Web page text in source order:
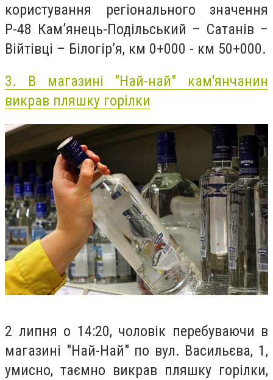
користування регіонального значення
Р-48 Кам’янець-Подільський – Сатанів –
Війтівці – Білогір’я, км 0+000 - км 50+000.
3. В магазині "Най-най" кам'янчанин
викрав пляшку горілки
2 липня о 14:20, чоловік перебуваючи в
магазині "Най-Най" по вул. Васильєва, 1,
умисно, таємно викрав пляшку горілки,